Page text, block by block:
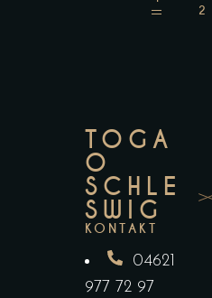
TOGA
O
SCHLE
SWIG
KONTAKT
04621
977 72 97